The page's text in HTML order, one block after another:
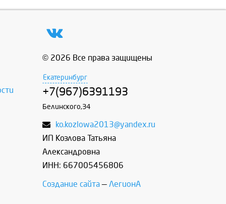
© 2026 Все права защищены
Екатеринбург
+7(967)6391193
Белинского,34
ko.kozlowa2013@yandex.ru
ИП Козлова Татьяна
Александровна
ИНН: 667005456806
Создание сайта— ЛегионА